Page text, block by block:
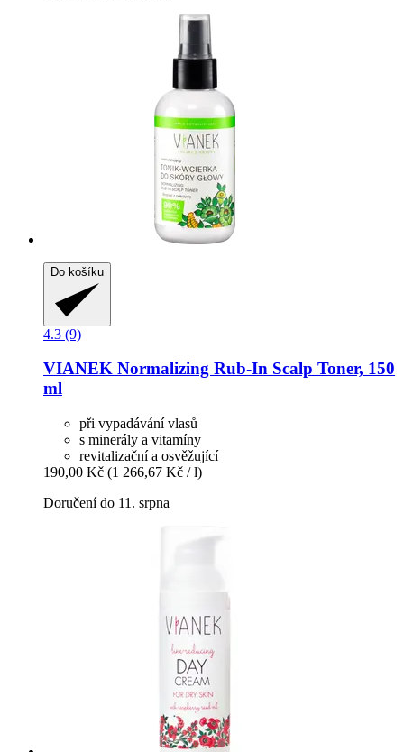
Do košíku
4.3 (9)
VIANEK Normalizing Rub-​In Scalp Toner, 150
ml
při vypadávání vlasů
s minerály a vitamíny
revitalizační a osvěžující
190,00 Kč (1 266,67 Kč / l)
Doručení do 11. srpna